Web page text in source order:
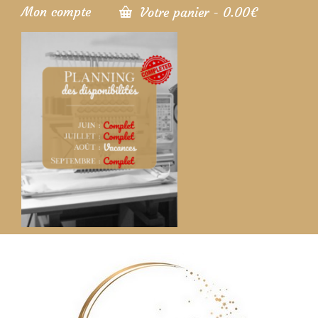
Mon compte Votre panier - 0.00€